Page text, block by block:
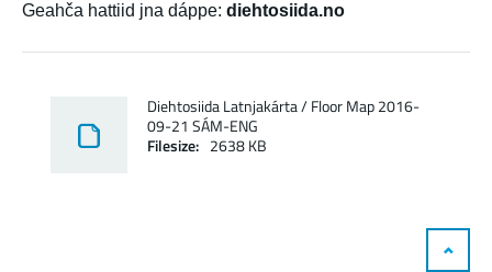
Geahča hattiid jna dáppe: diehtosiida.no
Diehtosiida Latnjakárta / Floor Map 2016-
09-21 SÁM-ENG
Filesize: 2638 KB